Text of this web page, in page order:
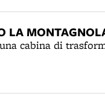
LA
cabina di